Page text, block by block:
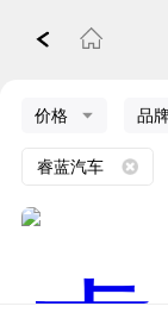
价格 品
睿蓝汽车